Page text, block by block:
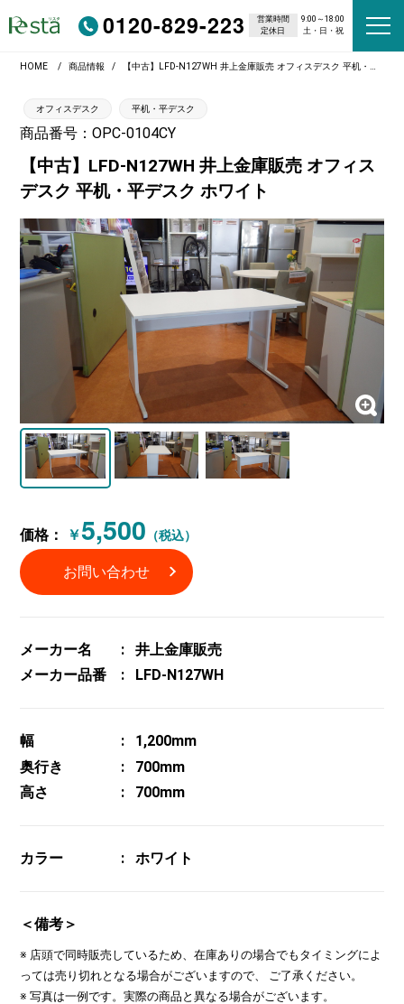
0120-829-223 営業時間
9:00～18:00
定休日
土・日・祝
HOME 商品情報 【中古】LFD-N127WH 井上金庫販売 オフィスデスク 平机・平デスク ホワイト
オフィスデスク 平机・平デスク
商品番号：OPC-0104CY
【中古】LFD-N127WH 井上金庫販売 オフィス
デスク 平机・平デスク ホワイト
価格： ￥5,500 （税込）
お問い合わせ
メーカー名
井上金庫販売
メーカー品番
LFD-N127WH
幅
1,200mm
奥行き
700mm
高さ
700mm
カラー ホワイト
＜備考＞
※ 店頭で同時販売しているため、在庫ありの場合でもタイミングによ
っては売り切れとなる場合がございますので、 ご了承ください。
※ 写真は一例です。実際の商品と異なる場合がございます。